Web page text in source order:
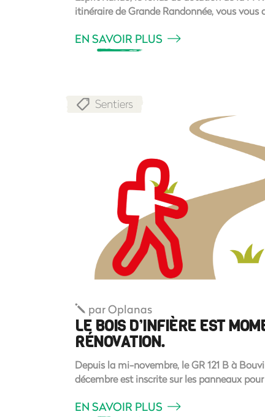
itinéraire de Grande Randonnée, vous
EN SAVOIR PLUS
Sentiers
parOplanas
LE BOIS D’INFIÈRE EST
RÉNOVATION.
Depuis la mi-novembre, le GR 121 B à
décembre est inscrite sur les panneaux
EN SAVOIR PLUS